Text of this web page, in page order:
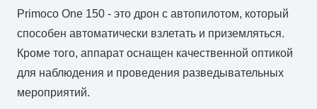
Primoco One 150 - это дрон с автопилотом, который
способен автоматически взлетать и приземляться.
Кроме того, аппарат оснащен качественной оптикой
для наблюдения и проведения разведывательных
мероприятий.